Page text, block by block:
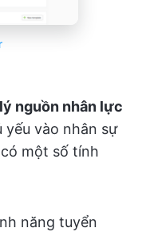
nguồn nhân lực
vào nhân sự
một số tính
năng tuyển